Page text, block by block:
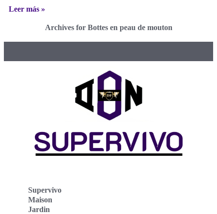
Leer más »
Archives for Bottes en peau de mouton
Supervivo
Maison
Jardin